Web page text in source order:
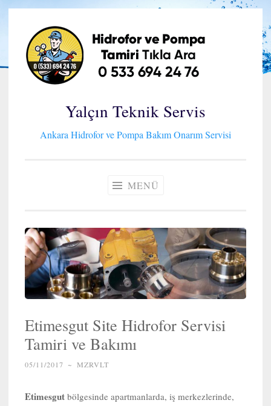
İçeriğe
geç
Yalçın Teknik Servis
Ankara Hidrofor ve Pompa Bakım Onarım Servisi
MENÜ
Etimesgut Site Hidrofor Servisi
Tamiri ve Bakımı
05/11/2017 ~ MZRVLT
Etimesgut bölgesinde apartmanlarda, iş merkezlerinde,